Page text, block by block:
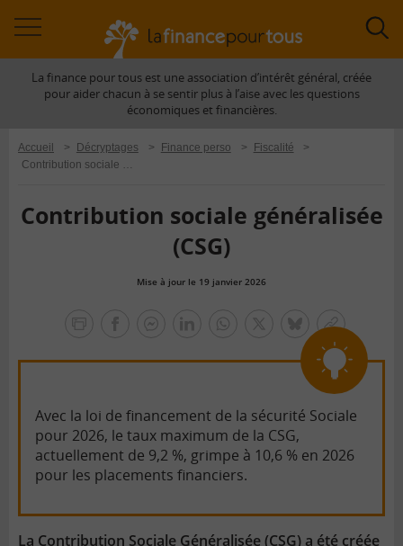
àLa finance pour tous est une association d’intérêt général, créée
pour aider chacun à se sentir plus à l’aise avec les questions
économiques et financières.
Accueil > Décryptages > Finance perso > Fiscalité
>
Contribution sociale généralisée (CSG)
Contribution sociale généralisée
(CSG)
Mise à jour le 19 janvier 2026
tous
TwitterblueskyCopier
le
lien
Avec la loi de financement de la sécurité Sociale
pour 2026, le taux maximum de la CSG,
actuellement de 9,2 %, grimpe à 10,6 % en 2026
pour les placements financiers.
La Contribution Sociale Généralisée (CSG) a été créée